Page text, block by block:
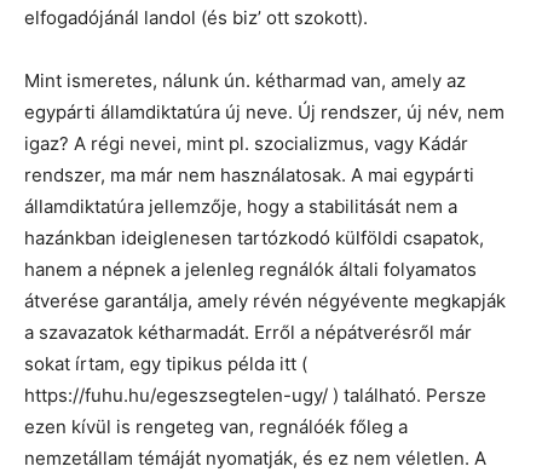
elfogadójánál landol (és biz’ ott szokott).
Mint ismeretes, nálunk ún. kétharmad van, amely az
egypárti államdiktatúra új neve. Új rendszer, új név, nem
igaz? A régi nevei, mint pl. szocializmus, vagy Kádár
rendszer, ma már nem használatosak. A mai egypárti
államdiktatúra jellemzője, hogy a stabilitását nem a
hazánkban ideiglenesen tartózkodó külföldi csapatok,
hanem a népnek a jelenleg regnálók általi folyamatos
átverése garantálja, amely révén négyévente megkapják
a szavazatok kétharmadát. Erről a népátverésről már
sokat írtam, egy tipikus példa itt (
https://fuhu.hu/egeszsegtelen-ugy/ ) található. Persze
ezen kívül is rengeteg van, regnálóék főleg a
nemzetállam témáját nyomatják, és ez nem véletlen. A